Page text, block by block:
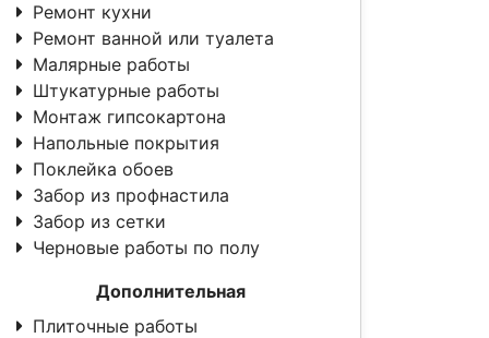
Ремонт кухни
Ремонт ванной или туалета
Малярные работы
Штукатурные работы
Монтаж гипсокартона
Напольные покрытия
Поклейка обоев
Забор из профнастила
Забор из сетки
Черновые работы по полу
Дополнительная
Плиточные работы